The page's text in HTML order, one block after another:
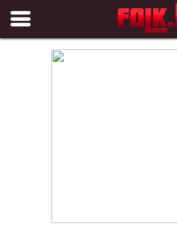
Folk.bg